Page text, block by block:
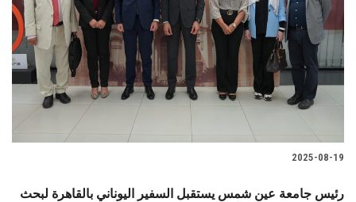
الطلاب
هيئة التدريس
الدراسات العليا
2025-08-19
رئيس جامعة عين شمس يستقبل السفير اليوناني بالقاهرة لبحث